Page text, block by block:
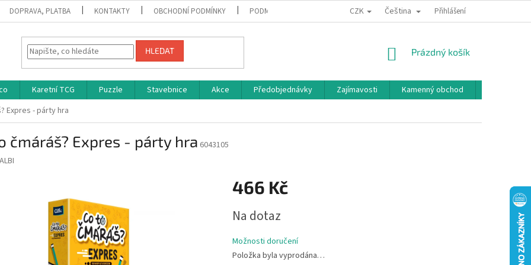
DOPRAVA, PLATBA KONTAKTY OBCHODNÍ PODMÍNKY PODMÍNKY OCHRANY OSOBNÍCH ÚDAJŮ BONUSOVÝ PROGRAM
CZK Čeština Přihlášení
HLEDAT
NÁKUPNÍ
Prázdný košík
Karetní TCG Puzzle Stavebnice Akce Předobjednávky Zajímavosti Kamenný obchod
Expres - párty hra
čmáráš? Expres - párty hra 6043105
ALBI
466 Kč
cena:
Na dotaz
Možnosti doručení
Položka byla vyprodána…